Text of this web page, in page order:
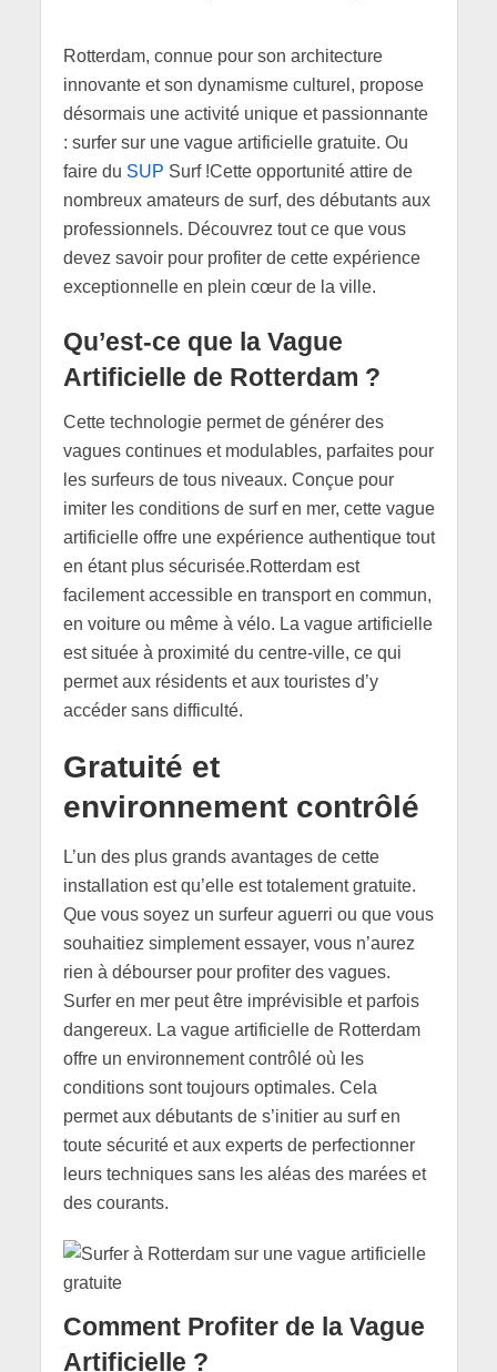
Rotterdam, connue pour son architecture
innovante et son dynamisme culturel, propose
désormais une activité unique et passionnante
: surfer sur une vague artificielle gratuite. Ou
faire du SUP Surf !Cette opportunité attire de
nombreux amateurs de surf, des débutants aux
professionnels. Découvrez tout ce que vous
devez savoir pour profiter de cette expérience
exceptionnelle en plein cœur de la ville.
Qu’est-ce que la Vague
Artificielle de Rotterdam ?
Cette technologie permet de générer des
vagues continues et modulables, parfaites pour
les surfeurs de tous niveaux. Conçue pour
imiter les conditions de surf en mer, cette vague
artificielle offre une expérience authentique tout
en étant plus sécurisée.Rotterdam est
facilement accessible en transport en commun,
en voiture ou même à vélo. La vague artificielle
est située à proximité du centre-ville, ce qui
permet aux résidents et aux touristes d’y
accéder sans difficulté.
Gratuité et
environnement contrôlé
L’un des plus grands avantages de cette
installation est qu’elle est totalement gratuite.
Que vous soyez un surfeur aguerri ou que vous
souhaitiez simplement essayer, vous n’aurez
rien à débourser pour profiter des vagues.
Surfer en mer peut être imprévisible et parfois
dangereux. La vague artificielle de Rotterdam
offre un environnement contrôlé où les
conditions sont toujours optimales. Cela
permet aux débutants de s’initier au surf en
toute sécurité et aux experts de perfectionner
leurs techniques sans les aléas des marées et
des courants.
Comment Profiter de la Vague
Artificielle ?